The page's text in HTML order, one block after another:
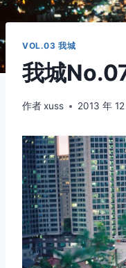
VOL.03 我城
我城
作者xuss 2013 年 12